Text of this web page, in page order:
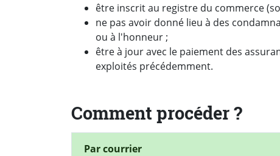
être inscrit au registre du commerce
ne pas avoir donné lieu à des
ou à l'honneur ;
être à jour avec le paiement des
exploités précédemment.
Comment procéder ?
Par courrier